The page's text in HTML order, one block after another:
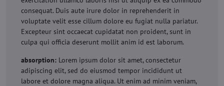
consequat. Duis aute irure dolor in reprehenderit in
voluptate velit esse cillum dolore eu fugiat nulla pariatur.
Excepteur sint occaecat cupidatat non proident, sunt in
culpa qui officia deserunt mollit anim id est laborum.
absorption: Lorem ipsum dolor sit amet, consectetur
adipiscing elit, sed do eiusmod tempor incididunt ut
labore et dolore magna aliqua. Ut enim ad minim veniam,